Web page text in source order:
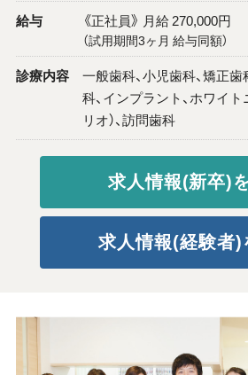
給与 《正社員》 月給 270,000円
（試用期間3ヶ月 給与同額）
診療内容
一般歯科、小児歯科、矯正歯
科、インプラント、ホワイト
リオ）、訪問歯科
求人情報(新卒)
求人情報(経験者)